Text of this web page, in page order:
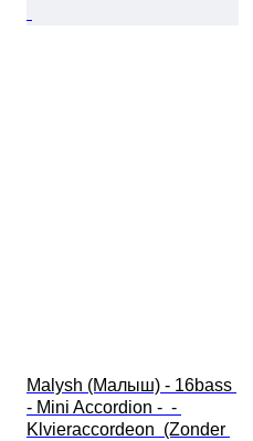
Malysh (Малыш) - 16bass
- Mini Accordion -  -
Klvieraccordeon  (Zonder